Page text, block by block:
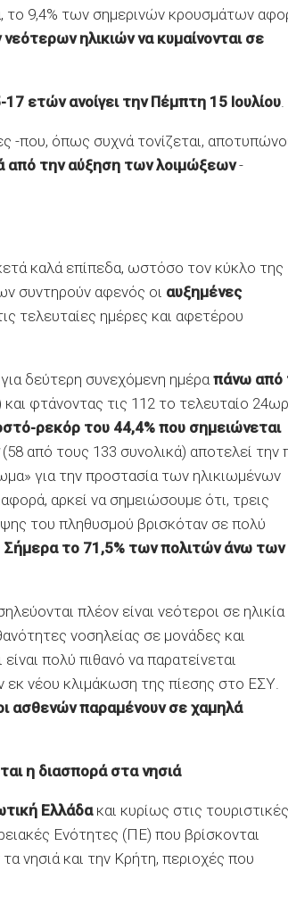
το 9,4% των σημερινών κρουσμάτων
ηλικιών να κυμαίνονται σε
ετών ανοίγει την Πέμπτη 15 Ιουλίου.
-που, όπως συχνά τονίζεται,
από την αύξηση των λοιμώξεων-
καλά επίπεδα, ωστόσο τον κύκλο της
συντηρούν αφενός οι αυξημένες
τελευταίες ημέρες και αφετέρου
για δεύτερη συνεχόμενη ημέραπάνω από
φτάνοντας τις 112 το τελευταίο
ρεκόρ του 44,4% που σημειώνεται
(58 από τους 133 συνολικά) αποτελεί την
για την προστασία των ηλικιωμένων
αρκεί να σημειώσουμε ότι, τρεις
του πληθυσμού βρισκόταν σε πολύ
Σήμερα το 71,5% των πολιτών άνω των
πλέον είναι νεότεροι σε ηλικία
νοσηλείας σε μονάδες και
πολύ πιθανό να παρατείνεται
εκ νέου κλιμάκωση της πίεσης στο ΕΣΥ.
ασθενών παραμένουν σε χαμηλά
η διασπορά στα νησιά
Ελλάδακαι κυρίως στις τουριστικές
Ενότητες (ΠΕ) που βρίσκονται
νησιά και την Κρήτη, περιοχές που